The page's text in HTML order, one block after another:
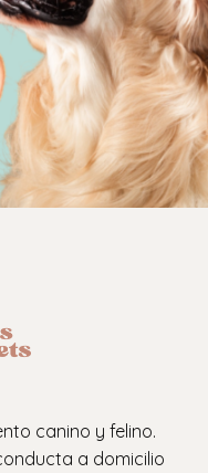
canino y felino.
a domicilio